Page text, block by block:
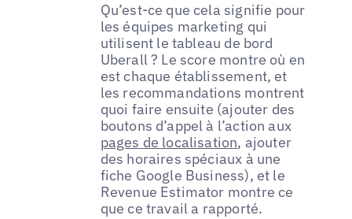
Qu’est-ce que cela signifie pour
les équipes marketing qui
utilisent le tableau de bord
Uberall ? Le score montre où en
est chaque établissement, et
les recommandations montrent
quoi faire ensuite (ajouter des
boutons d’appel à l’action aux
pages de localisation, ajouter
des horaires spéciaux à une
fiche Google Business), et le
Revenue Estimator montre ce
que ce travail a rapporté.